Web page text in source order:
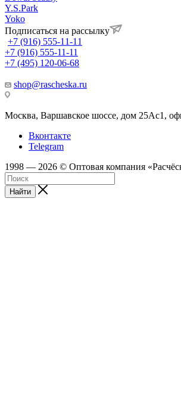
Y.S.Park
Yoko
Подписаться на рассылку
+7 (916) 555-11-11
+7 (916) 555-11-11
+7 (495) 120-06-68
shop@rascheska.ru
Москва, Варшавское шоссе, дом 25Аc1,
Вконтакте
Telegram
1998 — 2026 © Оптовая компания
Найти